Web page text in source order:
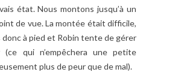
état. Nous montons jusqu’à un
de vue. La montée était difficile,
donc à pied et Robin tente de gérer
qui n’empêchera une petite
plus de peur que de mal).